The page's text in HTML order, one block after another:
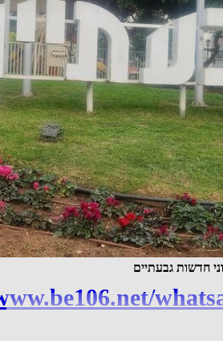
חדשות גבעתיים